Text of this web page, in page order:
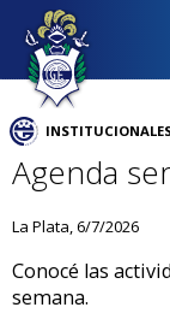
Agenda
La Plata, 6/7/2026
Conocé las
semana.